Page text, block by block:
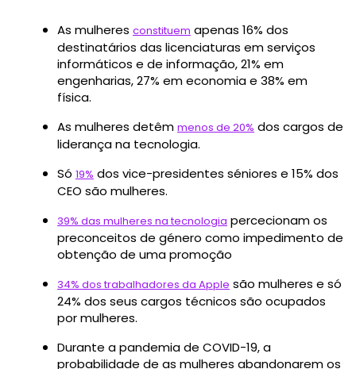
As mulheres constituem apenas 16% dos
destinatários das licenciaturas em serviços
informáticos e de informação, 21% em
engenharias, 27% em economia e 38% em
física.
As mulheres detêm menos de 20% dos cargos de
liderança na tecnologia.
Só 19% dos vice-presidentes séniores e 15% dos
CEO são mulheres.
39% das mulheres na tecnologia percecionam os
preconceitos de género como impedimento de
obtenção de uma promoção
34% dos trabalhadores da Apple são mulheres e só
24% dos seus cargos técnicos são ocupados
por mulheres.
Durante a pandemia de COVID-19, a
probabilidade de as mulheres abandonarem os